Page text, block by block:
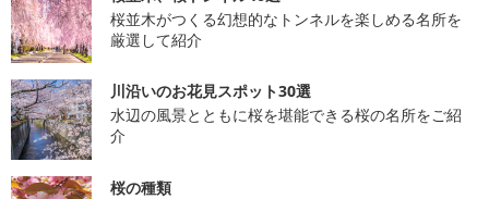
桜並木がつくる幻想的なトンネルを楽しめる名所を
厳選して紹介
川沿いのお花見スポット30選
水辺の風景とともに桜を堪能できる桜の名所をご紹
介
桜の種類